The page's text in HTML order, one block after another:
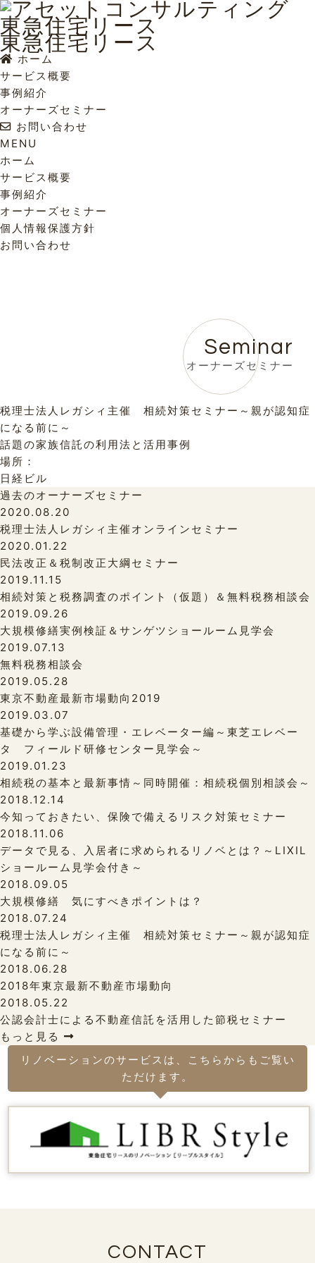
東急住宅リース
ホーム
サービス概要
事例紹介
オーナーズセミナー
お問い合わせ
MENU
ホーム
サービス概要
事例紹介
オーナーズセミナー
個人情報保護方針
お問い合わせ
Seminar
オーナーズセミナー
税理士法人レガシィ主催 相続対策セミナー～親が認知症
になる前に～
話題の家族信託の利用法と活用事例
場所：
日経ビル
過去のオーナーズセミナー
2020.08.20
税理士法人レガシィ主催オンラインセミナー
2020.01.22
民法改正＆税制改正大綱セミナー
2019.11.15
相続対策と税務調査のポイント（仮題）＆無料税務相談会
2019.09.26
大規模修繕実例検証＆サンゲツショールーム見学会
2019.07.13
無料税務相談会
2019.05.28
東京不動産最新市場動向2019
2019.03.07
基礎から学ぶ設備管理・エレベーター編～東芝エレベー
タ フィールド研修センター見学会～
2019.01.23
相続税の基本と最新事情～同時開催：相続税個別相談会～
2018.12.14
今知っておきたい、保険で備えるリスク対策セミナー
2018.11.06
データで見る、入居者に求められるリノベとは？～LIXIL
ショールーム見学会付き～
2018.09.05
大規模修繕 気にすべきポイントは？
2018.07.24
税理士法人レガシィ主催 相続対策セミナー～親が認知症
になる前に～
2018.06.28
2018年東京最新不動産市場動向
2018.05.22
公認会計士による不動産信託を活用した節税セミナー
もっと見る
リノベーションのサービスは、こちらからもご覧い
ただけます。
CONTACT